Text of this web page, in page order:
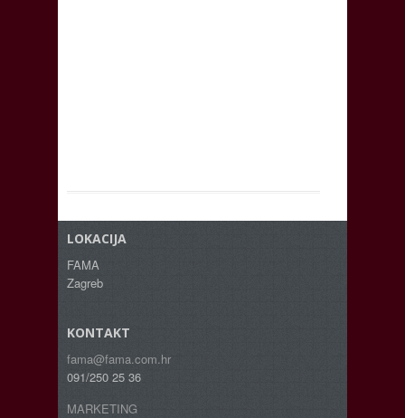
LOKACIJA
FAMA
Zagreb
KONTAKT
fama@fama.com.hr
091/250 25 36
MARKETING